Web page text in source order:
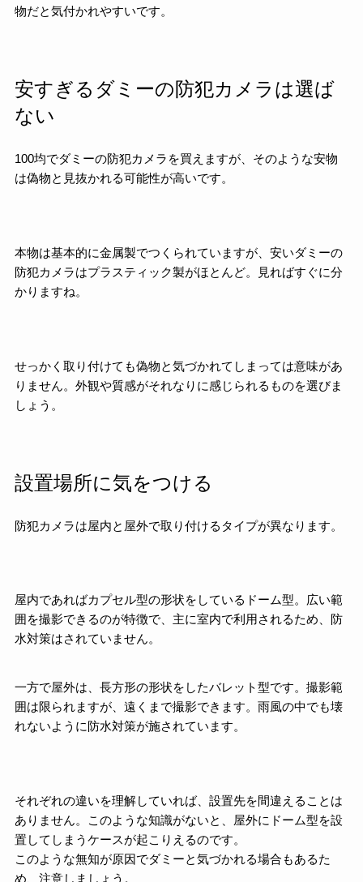
物だと気付かれやすいです。
安すぎるダミーの防犯カメラは選ば
ない
100均でダミーの防犯カメラを買えますが、そのような安物
は偽物と見抜かれる可能性が高いです。
本物は基本的に金属製でつくられていますが、安いダミーの
防犯カメラはプラスティック製がほとんど。見ればすぐに分
かりますね。
せっかく取り付けても偽物と気づかれてしまっては意味があ
りません。外観や質感がそれなりに感じられるものを選びま
しょう。
設置場所に気をつける
防犯カメラは屋内と屋外で取り付けるタイプが異なります。
屋内であればカプセル型の形状をしているドーム型。広い範
囲を撮影できるのが特徴で、主に室内で利用されるため、防
水対策はされていません。
一方で屋外は、長方形の形状をしたバレット型です。撮影範
囲は限られますが、遠くまで撮影できます。雨風の中でも壊
れないように防水対策が施されています。
それぞれの違いを理解していれば、設置先を間違えることは
ありません。このような知識がないと、屋外にドーム型を設
置してしまうケースが起こりえるのです。
このような無知が原因でダミーと気づかれる場合もあるた
め、注意しましょう。